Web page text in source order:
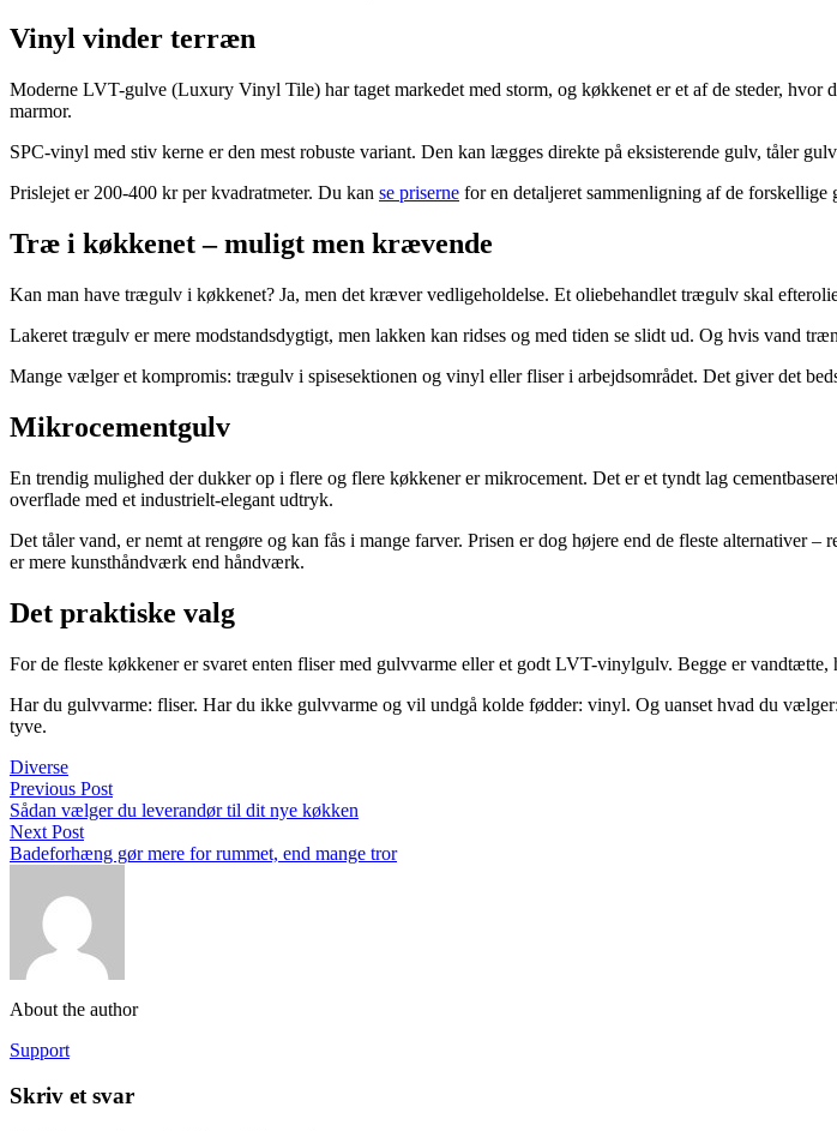
Vinyl vinder terræn
Moderne LVT-gulve (Luxury Vinyl Tile) har taget markedet med storm, og køkkenet er et af de steder,
marmor.
SPC-vinyl med stiv kerne er den mest robuste variant. Den kan lægges direkte på eksisterende gulv, tåler
Prislejet er 200-400 kr per kvadratmeter. Du kan se priserne for en detaljeret sammenligning af de
Træ i køkkenet – muligt men krævende
Kan man have trægulv i køkkenet? Ja, men det kræver vedligeholdelse. Et oliebehandlet trægulv skal
Lakeret trægulv er mere modstandsdygtigt, men lakken kan ridses og med tiden se slidt ud. Og hvis vand
Mange vælger et kompromis: trægulv i spisesektionen og vinyl eller fliser i arbejdsområdet. Det giver det
Mikrocementgulv
En trendig mulighed der dukker op i flere og flere køkkener er mikrocement. Det er et tyndt lag
overflade med et industrielt-elegant udtryk.
Det tåler vand, er nemt at rengøre og kan fås i mange farver. Prisen er dog højere end de fleste alternativer
er mere kunsthåndværk end håndværk.
Det praktiske valg
For de fleste køkkener er svaret enten fliser med gulvvarme eller et godt LVT-vinylgulv. Begge er
Har du gulvvarme: fliser. Har du ikke gulvvarme og vil undgå kolde fødder: vinyl. Og uanset hvad du
tyve.
Diverse
Previous Post
Sådan vælger du leverandør til dit nye køkken
Next Post
Badeforhæng gør mere for rummet, end mange tror
About the author
Support
Skriv et svar